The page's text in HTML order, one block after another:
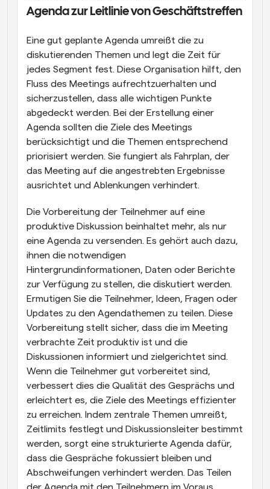
Agenda zur Leitlinie von Geschäftstreffen
Eine gut geplante Agenda umreißt die zu
diskutierenden Themen und legt die Zeit für
jedes Segment fest. Diese Organisation hilft, den
Fluss des Meetings aufrechtzuerhalten und
sicherzustellen, dass alle wichtigen Punkte
abgedeckt werden. Bei der Erstellung einer
Agenda sollten die Ziele des Meetings
berücksichtigt und die Themen entsprechend
priorisiert werden. Sie fungiert als Fahrplan, der
das Meeting auf die angestrebten Ergebnisse
ausrichtet und Ablenkungen verhindert.
Die Vorbereitung der Teilnehmer auf eine
produktive Diskussion beinhaltet mehr, als nur
eine Agenda zu versenden. Es gehört auch dazu,
ihnen die notwendigen
Hintergrundinformationen, Daten oder Berichte
zur Verfügung zu stellen, die diskutiert werden.
Ermutigen Sie die Teilnehmer, Ideen, Fragen oder
Updates zu den Agendathemen zu teilen. Diese
Vorbereitung stellt sicher, dass die im Meeting
verbrachte Zeit produktiv ist und die
Diskussionen informiert und zielgerichtet sind.
Wenn die Teilnehmer gut vorbereitet sind,
verbessert dies die Qualität des Gesprächs und
erleichtert es, die Ziele des Meetings effizienter
zu erreichen. Indem zentrale Themen umreißt,
Zeitlimits festlegt und Diskussionsleiter bestimmt
werden, sorgt eine strukturierte Agenda dafür,
dass die Gespräche fokussiert bleiben und
Abschweifungen verhindert werden. Das Teilen